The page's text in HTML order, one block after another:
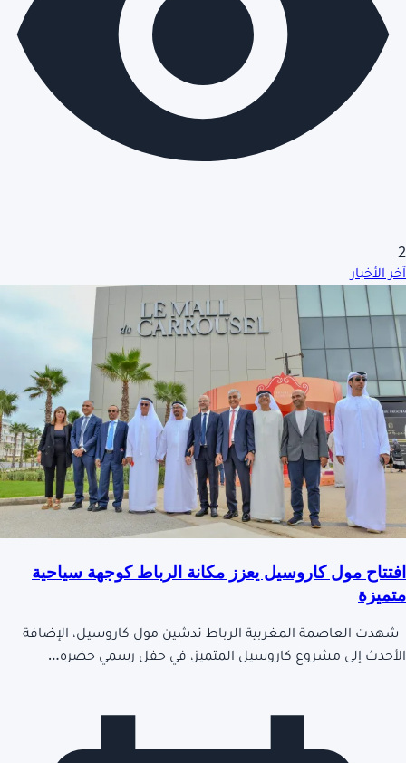
2
آخر الأخبار
افتتاح مول كاروسيل يعزز مكانة الرباط كوجهة سياحية
متميزة
شهدت العاصمة المغربية الرباط تدشين مول كاروسيل، الإضافة
الأحدث إلى مشروع كاروسيل المتميز، في حفل رسمي حضره…